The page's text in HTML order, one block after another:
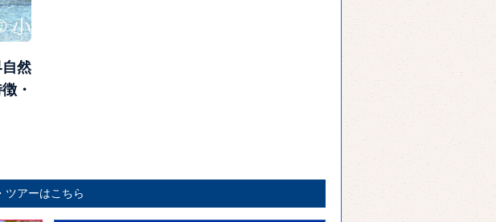
自然
・
ツアーはこちら